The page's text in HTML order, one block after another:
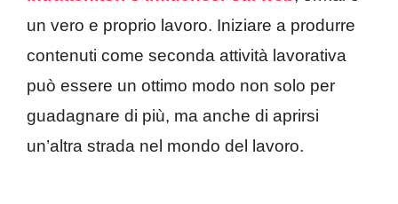
un vero e proprio lavoro. Iniziare a produrre
contenuti come seconda attività lavorativa
può essere un ottimo modo non solo per
guadagnare di più, ma anche di aprirsi
un’altra strada nel mondo del lavoro.